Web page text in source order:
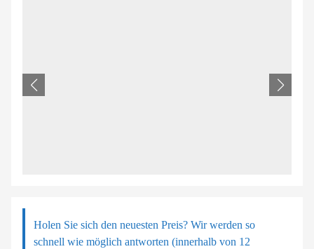
Holen Sie sich den neuesten Preis? Wir werden so
schnell wie möglich antworten (innerhalb von 12